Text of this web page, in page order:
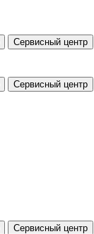
Сервисный центр
Сервисный центр
Сервисный центр